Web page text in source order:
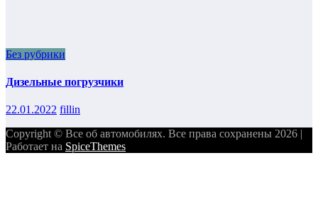
Без рубрики
Дизельные погрузчики
22.01.2022 fillin
Copyright © Все об автомобилях. Все права сохранены 2026 |
Работает на SpiceThemes